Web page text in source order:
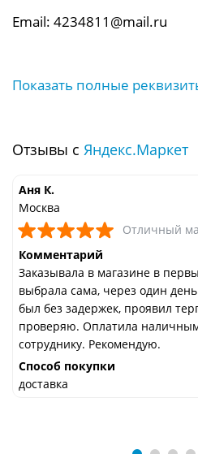
Email: 4234811@mail.ru
Показать полные
Отзывы с Яндекс.Маркет
Аня К.
Москва
Отличный
Комментарий
Заказывала в магазине в
выбрала сама, через один
был без задержек, проявил
проверяю. Оплатила
сотруднику. Рекомендую.
Способ покупки
доставка